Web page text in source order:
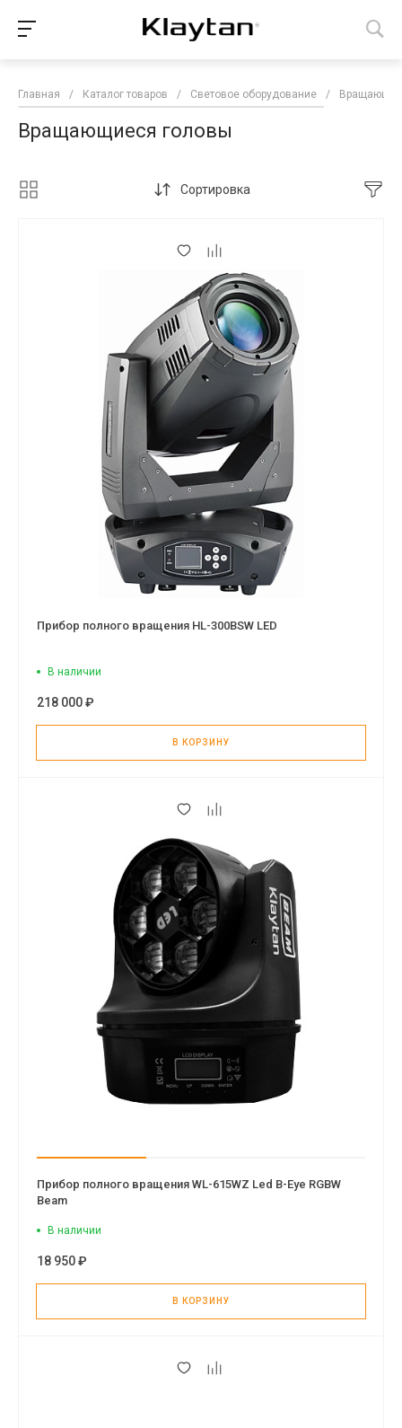
Главная / Каталог товаров / Световое оборудование /
Вращающиеся головы
Сортировка
Прибор полного вращения HL-300BSW LED
В наличии
218 000 ₽
В КОРЗИНУ
Прибор полного вращения WL-615WZ Led B-Eye RGBW
Beam
В наличии
18 950 ₽
В КОРЗИНУ